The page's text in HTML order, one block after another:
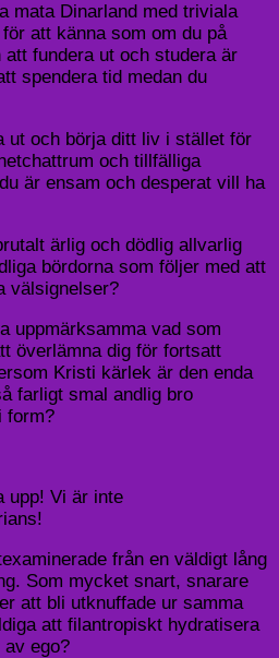
mata Dinarland med triviala
att känna som om du på
fundera ut och studera är
spendera tid medan du
ut och börja ditt liv i stället för
och tillfälliga
är ensam och desperat vill ha
ärlig och dödlig allvarlig
bördorna som följer med att
välsignelser?
uppmärksamma vad som
överlämna dig för fortsatt
Kristi kärlek är den enda
farligt smal andlig bro
form?
upp! Vi är inte
från en väldigt lång
Som mycket snart, snarare
att bli utknuffade ur samma
att filantropiskt hydratisera
av ego?